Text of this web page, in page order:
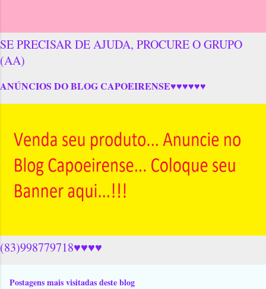
SE PRECISAR DE AJUDA, PROCURE O GRUPO
(AA)
ANÚNCIOS DO BLOG CAPOEIRENSE♥♥♥♥♥♥
(83)998779718♥♥♥♥
Postagens mais visitadas deste blog